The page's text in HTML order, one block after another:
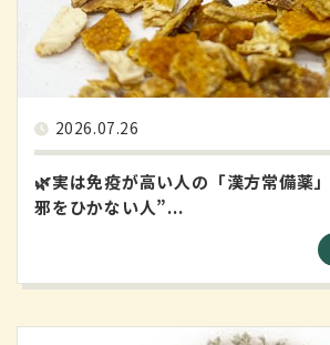
2026.07.26
🌿実は免疫が高い人の「漢方常備薬
邪をひかない人”...